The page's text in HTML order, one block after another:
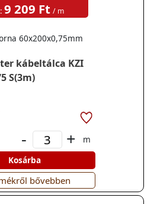
kábeltálca KZI
S(3m)
60x200x0,75mm
9 209 Ft / m
- +
m
Kosárba
bővebben